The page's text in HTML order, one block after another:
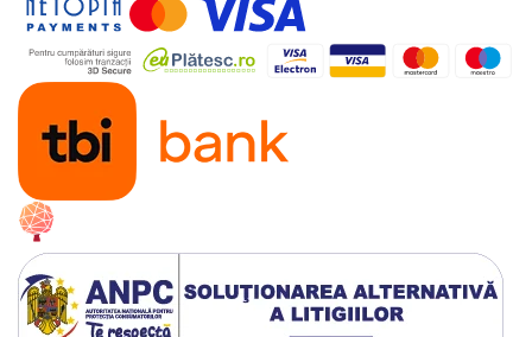
1. reglaj si indicator putere motoare, High / low
speed
2. Indicator nivel baterie
3. Control divertisment sonore, control volum
sonor
4. Functie de leganat
5. Control sistem de iluminat LED
6. On/off sistem de alimentare 12V (buton
pornire/oprire)
Pedale pentru acceleratie
Dupa eliberare pedala de acceleratie,
tractorasul incepe sa se infraneze